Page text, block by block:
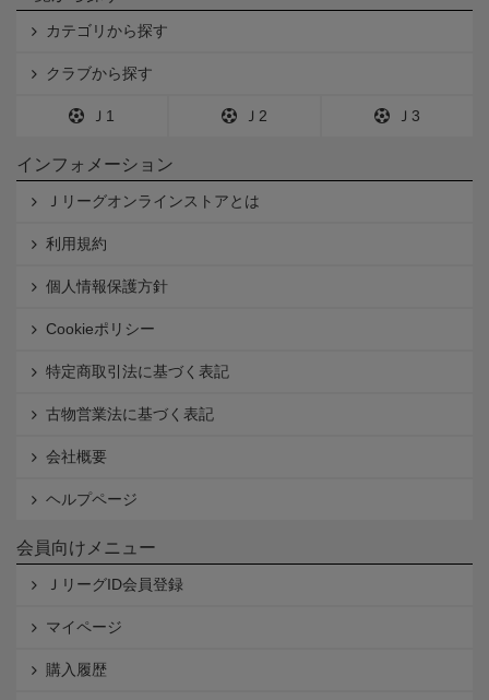
カテゴリから探す
クラブから探す
Ｊ1 Ｊ2 Ｊ3
インフォメーション
Ｊリーグオンラインストアとは
利用規約
個人情報保護方針
Cookieポリシー
特定商取引法に基づく表記
古物営業法に基づく表記
会社概要
ヘルプページ
会員向けメニュー
ＪリーグID会員登録
マイページ
購入履歴